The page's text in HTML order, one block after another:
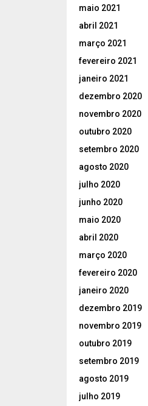
maio 2021
abril 2021
março 2021
fevereiro 2021
janeiro 2021
dezembro 2020
novembro 2020
outubro 2020
setembro 2020
agosto 2020
julho 2020
junho 2020
maio 2020
abril 2020
março 2020
fevereiro 2020
janeiro 2020
dezembro 2019
novembro 2019
outubro 2019
setembro 2019
agosto 2019
julho 2019